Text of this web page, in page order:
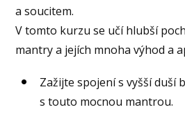
a soucitem.
V tomto kurzu se učí hlubší
mantry a jejích mnoha výhod a
Zažijte spojení s vyšší duší
s touto mocnou mantrou.